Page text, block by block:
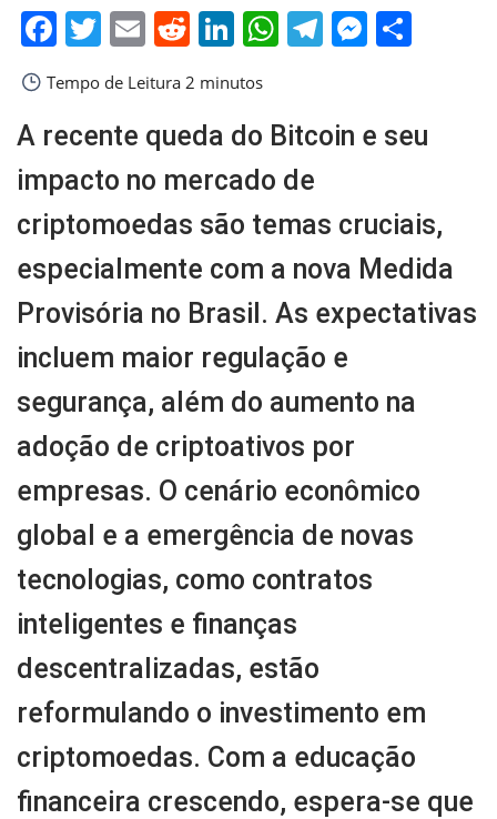
Facebook
Twitter
EmailReddit
LinkedIn
WhatsApp
Telegram
Tempo de Leitura 2 minutos
A recente queda do Bitcoin e seu
impacto no mercado de
criptomoedas são temas cruciais,
especialmente com a nova Medida
Provisória no Brasil. As expectativas
incluem maior regulação e
segurança, além do aumento na
adoção de criptoativos por
empresas. O cenário econômico
global e a emergência de novas
tecnologias, como contratos
inteligentes e finanças
descentralizadas, estão
reformulando o investimento em
criptomoedas. Com a educação
financeira crescendo, espera-se que